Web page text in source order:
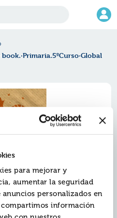
para mejorar y
aumentar la seguridad
personalizados en
compartimos información
5. activity